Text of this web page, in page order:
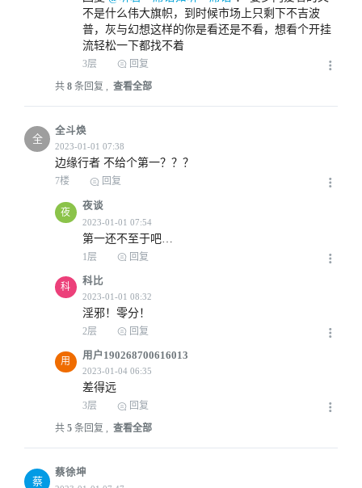
2023-01-01 07:01
不是什么伟大旗帜，到时候市场上只剩下不吉波
普，灰与幻想这样的你是看还是不看，想看个开挂
流轻松一下都找不着
3层
回复
共 8 条回复 , 查看全部
全
全斗焕
边缘行者 不给个第一？？？
7楼 回复
夜
夜谈
第一还不至于吧…
1层 回复
科
科比
淫邪！零分！
2层 回复
用
用户190268700616013
差得远
3层
回复
共 5 条回复 , 查看全部
蔡
蔡徐坤